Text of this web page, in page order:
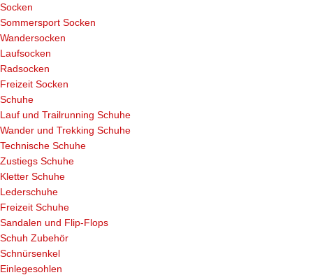
Socken
Sommersport Socken
Wandersocken
Laufsocken
Radsocken
Freizeit Socken
Schuhe
Lauf und Trailrunning Schuhe
Wander und Trekking Schuhe
Technische Schuhe
Zustiegs Schuhe
Kletter Schuhe
Lederschuhe
Freizeit Schuhe
Sandalen und Flip-Flops
Schuh Zubehör
Schnürsenkel
Einlegesohlen